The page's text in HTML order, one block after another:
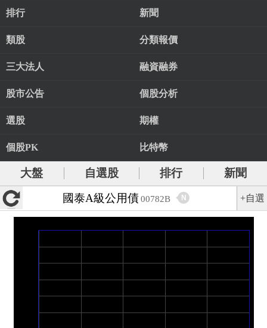
排行 新聞
類股 分類報價
三大法人 融資融券
股市公告 個股分析
選股 期權
個股PK 比特幣
大盤 自選股 排行
新聞
國泰A級公用債00782B N +自選